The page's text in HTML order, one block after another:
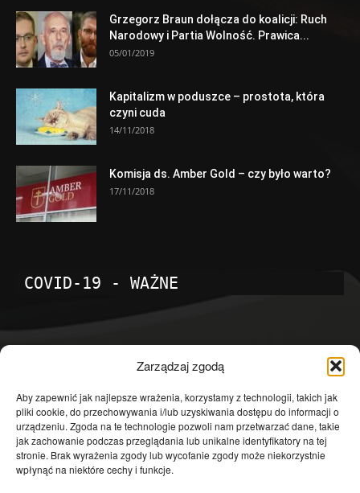
Zarządzaj zgodą
Aby zapewnić jak najlepsze wrażenia, korzystamy z technologii, takich jak
pliki cookie, do przechowywania i/lub uzyskiwania dostępu do informacji o
urządzeniu. Zgoda na te technologie pozwoli nam przetwarzać dane, takie
jak zachowanie podczas przeglądania lub unikalne identyfikatory na tej
stronie. Brak wyrażenia zgody lub wycofanie zgody może niekorzystnie
wpłynąć na niektóre cechy i funkcje.
Grzegorz Braun dołącza do koalicji: Ruch
Narodowy i Partia Wolność. Prawica...
05/01/2019
Kapitalizm w poduszce – prostota, która
czyni cuda
14/11/2018
Komisja ds. Amber Gold – czy było warto?
17/11/2018
COVID-19 - WAŻNE
Temat dnia
4601
Publicystyka
4363
Polityka
3639
Polska